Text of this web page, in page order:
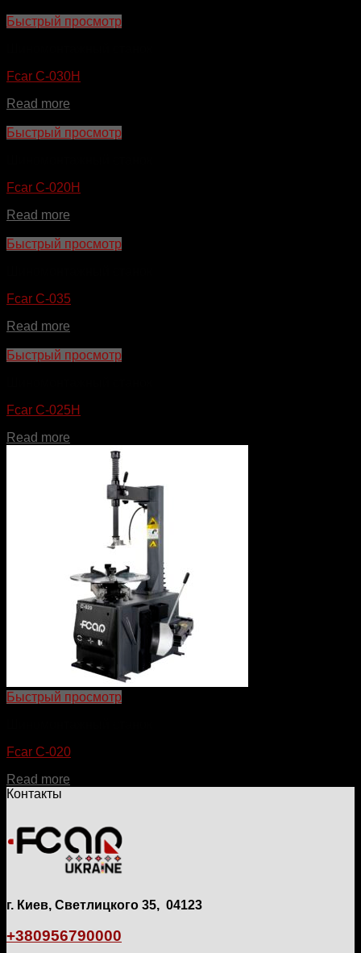
Быстрый просмотр
Fcar C-030H
Read more
Быстрый просмотр
Fcar C-020H
Read more
Быстрый просмотр
Fcar C-035
Read more
Быстрый просмотр
Fcar C-025H
Read more
Быстрый просмотр
Fcar C-020
Read more
Контакты
г. Киев, Светлицкого 35, 04123
+380956790000